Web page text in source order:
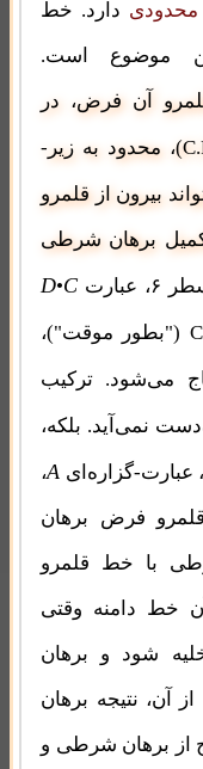
محدودی دارد. خط
موضوع است.
آن فرض، در
)، محدود به زیر-
بیرون از قلمرو
برهان شرطی
D•C
("بطور موقت")،
می‌شود. ترکیب
نمی‌آید. بلکه،
، عبارت-گزاره‌ای A،
فرض برهان
با خط قلمرو
خط دامنه وقتی
شود و برهان
آن، نتیجه برهان
از برهان شرطی و